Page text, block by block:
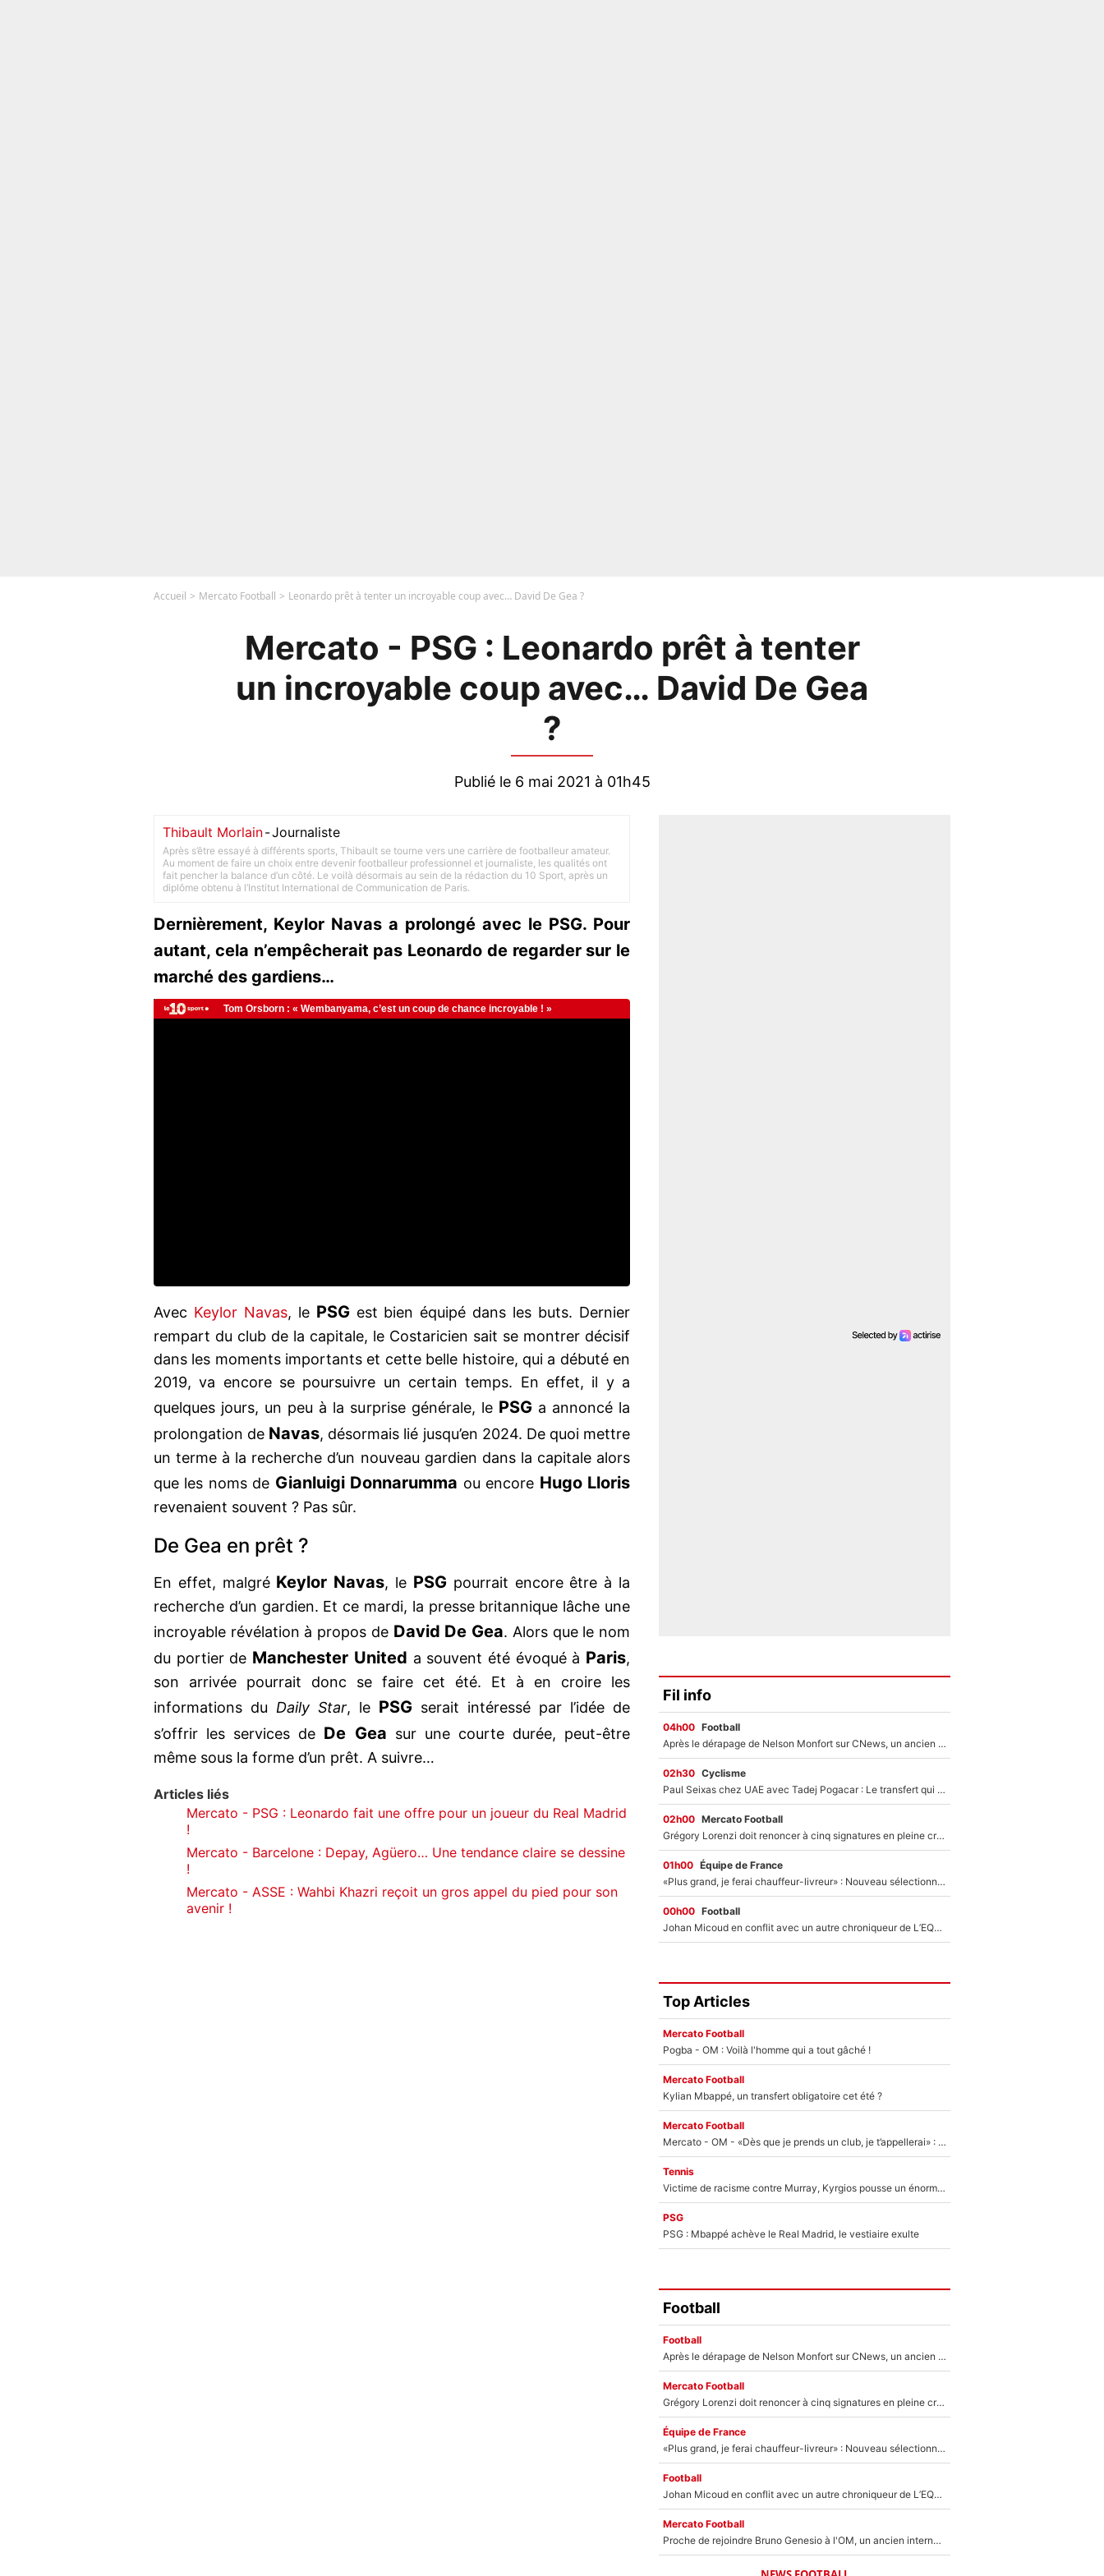
Accueil Mercato Football Leonardo prêt à tenter un incroyable coup avec… David De Gea ?
Mercato - PSG : Leonardo prêt à tenter
un incroyable coup avec… David De Gea
?
Publié le 6 mai 2021 à 01h45
Thibault Morlain-Journaliste
Après s’être essayé à différents sports, Thibault se tourne vers une carrière de footballeur amateur.
Au moment de faire un choix entre devenir footballeur professionnel et journaliste, les qualités ont
fait pencher la balance d’un côté. Le voilà désormais au sein de la rédaction du 10 Sport, après un
diplôme obtenu à l’Institut International de Communication de Paris.
Dernièrement, Keylor Navas a prolongé avec le PSG. Pour
autant, cela n’empêcherait pas Leonardo de regarder sur le
marché des gardiens…
Avec Keylor Navas, le PSGest bien équipé dans les buts. Dernier
rempart du club de la capitale, le Costaricien sait se montrer décisif
dans les moments importants et cette belle histoire, qui a débuté en
2019, va encore se poursuivre un certain temps. En effet, il y a
quelques jours, un peu à la surprise générale, le PSGa annoncé la
prolongation de Navas, désormais lié jusqu’en 2024. De quoi mettre
un terme à la recherche d’un nouveau gardien dans la capitale alors
que les noms de Gianluigi Donnarumma ou encore Hugo Lloris
revenaient souvent ? Pas sûr.
De Gea en prêt ?
En effet, malgré Keylor Navas, le PSGpourrait encore être à la
recherche d’un gardien. Et ce mardi, la presse britannique lâche une
incroyable révélation à propos de David De Gea. Alors que le nom
du portier de Manchester United a souvent été évoqué à Paris,
son arrivée pourrait donc se faire cet été. Et à en croire les
informations du Daily Star, le PSG serait intéressé par l’idée de
s’offrir les services de De Gea sur une courte durée, peut-être
même sous la forme d’un prêt. A suivre…
Articles liés
Mercato - PSG : Leonardo fait une offre pour un joueur du Real Madrid
!
Mercato - Barcelone : Depay, Agüero… Une tendance claire se dessine
!
Mercato - ASSE : Wahbi Khazri reçoit un gros appel du pied pour son
avenir !
Fil info
04h00 Football
Après le dérapage de Nelson Monfort sur CNews, un ancien journaliste de France Télévisions relance la polémique sur les incendies en Gironde
02h30 Cyclisme
Paul Seixas chez UAE avec Tadej Pogacar : Le transfert qui effraie le peloton, «c’est la pire des choses qui puisse arriver»
02h00 Mercato Football
Grégory Lorenzi doit renoncer à cinq signatures en pleine crise financière : L’IA propose sept noms à l’OM pour un mercato réussi... à seulement 5M€ !
01h00 Équipe de France
«Plus grand, je ferai chauffeur-livreur» : Nouveau sélectionneur des Bleus, Zinédine Zidane s’était imaginé un avenir très différent lorsqu'il était enfant
00h00 Football
Johan Micoud en conflit avec un autre chroniqueur de L’EQUIPE du Soir : «Pendant un moment, je ne les ai pas remis ensemble dans l'émission»
Top Articles
Mercato Football
Pogba - OM : Voilà l'homme qui a tout gâché !
Mercato Football
Kylian Mbappé, un transfert obligatoire cet été ?
Mercato Football
Mercato - OM - «Dès que je prends un club, je t’appellerai» : La promesse de Marcelino au moment de claquer la porte
Tennis
Victime de racisme contre Murray, Kyrgios pousse un énorme coup de gueule !
PSG
PSG : Mbappé achève le Real Madrid, le vestiaire exulte
Football
Football
Après le dérapage de Nelson Monfort sur CNews, un ancien journaliste de France Télévisions relance la polémique sur les incendies en Gironde
Mercato Football
Grégory Lorenzi doit renoncer à cinq signatures en pleine crise financière : L’IA propose sept noms à l’OM pour un mercato réussi... à seulement 5M€ !
Équipe de France
«Plus grand, je ferai chauffeur-livreur» : Nouveau sélectionneur des Bleus, Zinédine Zidane s’était imaginé un avenir très différent lorsqu'il était enfant
Football
Johan Micoud en conflit avec un autre chroniqueur de L’EQUIPE du Soir : «Pendant un moment, je ne les ai pas remis ensemble dans l'émission»
Mercato Football
Proche de rejoindre Bruno Genesio à l'OM, un ancien international français va finalement débarquer... sur RMC !